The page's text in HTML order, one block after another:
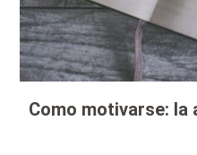
Como motivarse: la